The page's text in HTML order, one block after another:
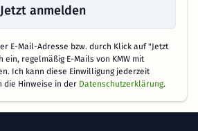
Jetzt anmelden
E-Mail-Adresse bzw. durch Klick auf "Jetzt
regelmäßig E-Mails von KMW mit
Ich kann diese Einwilligung jederzeit
die Hinweise in der Datenschutzerklärung.